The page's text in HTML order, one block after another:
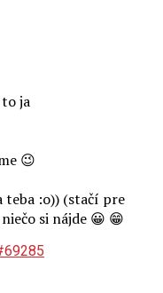
ja
😉
teba :o)) (stačí pre
si nájde 😀 😁